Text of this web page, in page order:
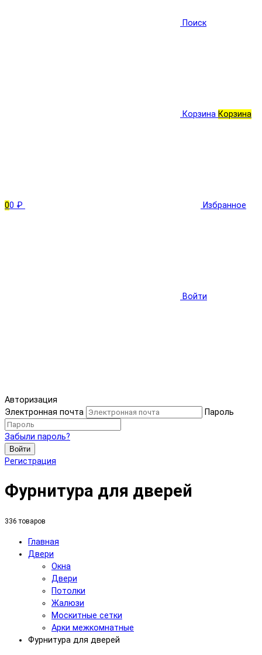
Поиск
Корзина Корзина
00 ₽ Избранное
Войти
Авторизация
Электронная почта
Пароль
Забыли пароль?
Войти
Регистрация
Фурнитура для дверей
336 товаров
Главная
Двери
Окна
Двери
Потолки
Жалюзи
Москитные сетки
Арки межкомнатные
Фурнитура для дверей